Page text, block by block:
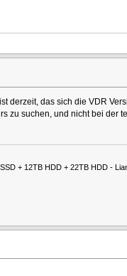
derzeit, das sich die VDR
zu suchen, und nicht bei der
+ 12TB HDD + 22TB HDD -